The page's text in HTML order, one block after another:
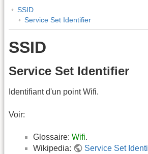
SSID
Service Set Identifier
SSID
Service Set Identifier
Identifiant d'un point Wifi.
Voir:
Glossaire: Wifi.
Wikipedia:
Service Set